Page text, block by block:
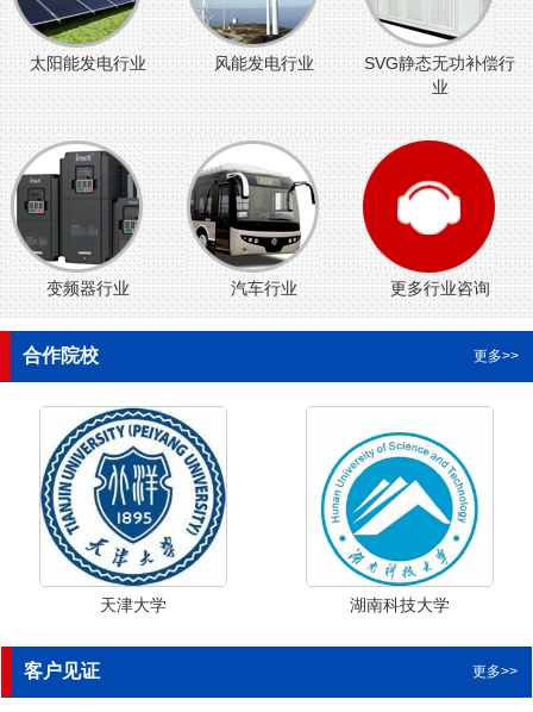
太阳能发电行业 风能发电行业
SVG静态无功补偿行
业
变频器行业 汽车行业 更多行业咨询
合作院校 更多>>
天津大学 湖南科技大学
客户见证 更多>>